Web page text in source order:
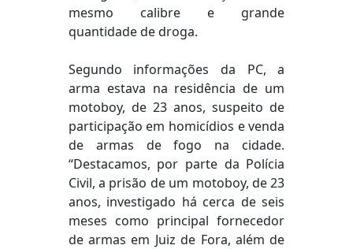
mesmo calibre e grande
quantidade de droga.
Segundo informações da PC, a
arma estava na residência de um
motoboy, de 23 anos, suspeito de
participação em homicídios e venda
de armas de fogo na cidade.
“Destacamos, por parte da Polícia
Civil, a prisão de um motoboy, de 23
anos, investigado há cerca de seis
meses como principal fornecedor
de armas em Juiz de Fora, além de